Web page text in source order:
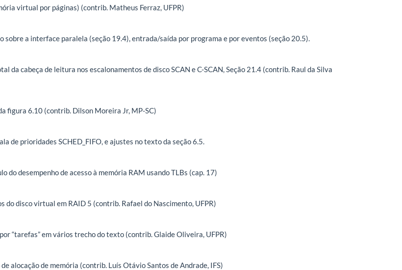
virtual por páginas) (contrib. Matheus Ferraz, UFPR)
sobre a interface paralela (seção 19.4), entrada/saída por programa e por eventos (seção 20.5).
da cabeça de leitura nos escalonamentos de disco SCAN e C-SCAN, Seção 21.4 (contrib. Raul da Silva
figura 6.10 (contrib. Dilson Moreira Jr, MP-SC)
de prioridades SCHED_FIFO, e ajustes no texto da seção 6.5.
do desempenho de acesso à memória RAM usando TLBs (cap. 17)
do disco virtual em RAID 5 (contrib. Rafael do Nascimento, UFPR)
“tarefas” em vários trecho do texto (contrib. Glaide Oliveira, UFPR)
alocação de memória (contrib. Luís Otávio Santos de Andrade, IFS)